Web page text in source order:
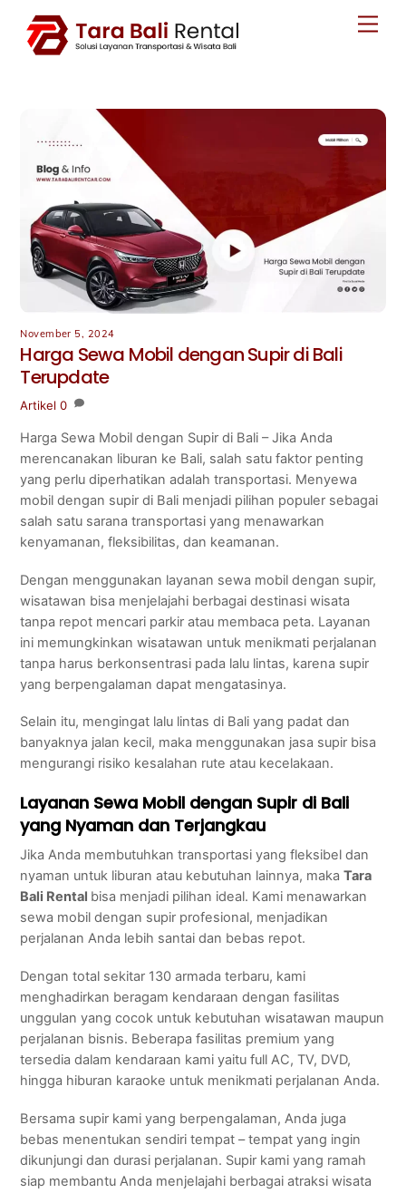
content
November 5, 2024
Harga Sewa Mobil dengan Supir di Bali
Terupdate
Artikel 0
Harga Sewa Mobil dengan Supir di Bali – Jika Anda
merencanakan liburan ke Bali, salah satu faktor penting
yang perlu diperhatikan adalah transportasi. Menyewa
mobil dengan supir di Bali menjadi pilihan populer sebagai
salah satu sarana transportasi yang menawarkan
kenyamanan, fleksibilitas, dan keamanan.
Dengan menggunakan layanan sewa mobil dengan supir,
wisatawan bisa menjelajahi berbagai destinasi wisata
tanpa repot mencari parkir atau membaca peta. Layanan
ini memungkinkan wisatawan untuk menikmati perjalanan
tanpa harus berkonsentrasi pada lalu lintas, karena supir
yang berpengalaman dapat mengatasinya.
Selain itu, mengingat lalu lintas di Bali yang padat dan
banyaknya jalan kecil, maka menggunakan jasa supir bisa
mengurangi risiko kesalahan rute atau kecelakaan.
Layanan Sewa Mobil dengan Supir di Bali
yang Nyaman dan Terjangkau
Jika Anda membutuhkan transportasi yang fleksibel dan
nyaman untuk liburan atau kebutuhan lainnya, makaTara
Bali Rental bisa menjadi pilihan ideal. Kami menawarkan
sewa mobil dengan supir profesional, menjadikan
perjalanan Anda lebih santai dan bebas repot.
Dengan total sekitar 130 armada terbaru, kami
menghadirkan beragam kendaraan dengan fasilitas
unggulan yang cocok untuk kebutuhan wisatawan maupun
perjalanan bisnis. Beberapa fasilitas premium yang
tersedia dalam kendaraan kami yaitu full AC, TV, DVD,
hingga hiburan karaoke untuk menikmati perjalanan Anda.
Bersama supir kami yang berpengalaman, Anda juga
bebas menentukan sendiri tempat – tempat yang ingin
dikunjungi dan durasi perjalanan. Supir kami yang ramah
siap membantu Anda menjelajahi berbagai atraksi wisata